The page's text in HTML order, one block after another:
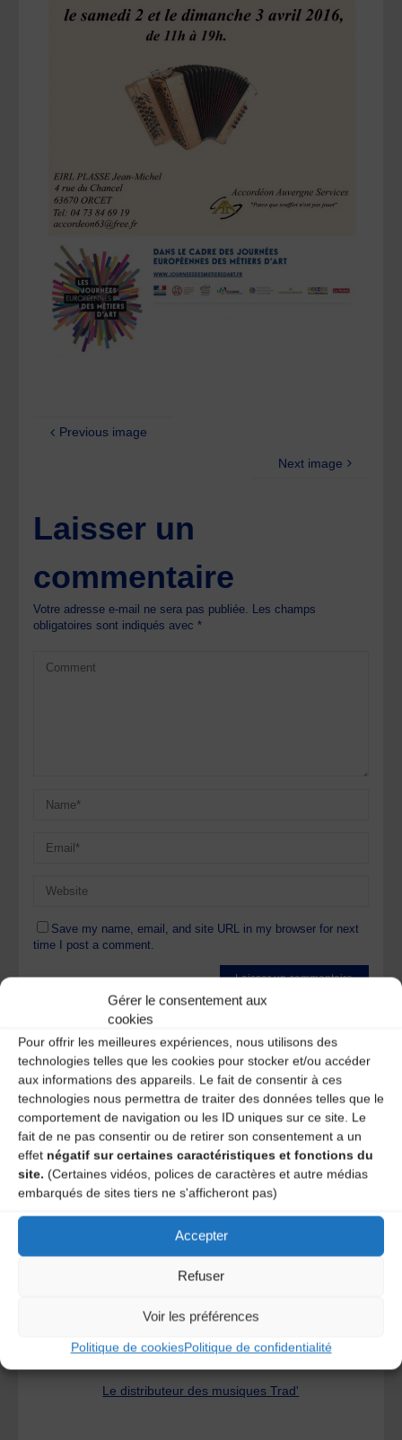
Gérer le consentement aux
cookies
Pour offrir les meilleures expériences, nous utilisons des
technologies telles que les cookies pour stocker et/ou accéder
aux informations des appareils. Le fait de consentir à ces
technologies nous permettra de traiter des données telles que le
comportement de navigation ou les ID uniques sur ce site. Le
fait de ne pas consentir ou de retirer son consentement a un
effet négatif sur certaines caractéristiques et fonctions du
site. (Certaines vidéos, polices de caractères et autre médias
embarqués de sites tiers ne s'afficheront pas)
Accepter
Refuser
Voir les préférences
Politique de cookiesPolitique de confidentialité
Previous image
Next image
Laisser un
commentaire
Votre adresse e-mail ne sera pas publiée. Les champs
obligatoires sont indiqués avec*
Save my name, email, and site URL in my browser for next
time I post a comment.
Ce site utilise Akismet pour réduire les indésirables.
commentaires sont traitées.
A DECOUVRIR :
Le distributeur des musiques Trad'